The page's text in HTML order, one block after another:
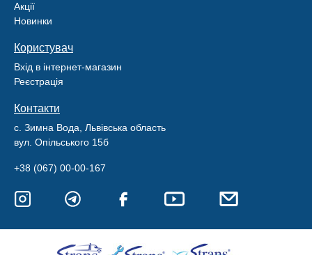
Акції
Новинки
Користувач
Вхід в інтернет-магазин
Реєстрація
Контакти
с. Зимна Вода, Львівська область
вул. Опільського 15б
+38 (067) 00-00-167